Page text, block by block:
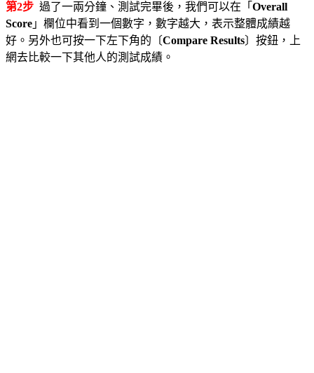
第2步 過了一兩分鐘、測試完畢後，我們可以在「 Overall
Score 」欄位中看到一個數字，數字越大，表示整體成績越
好。另外也可按一下左下角的〔Compare Results〕按鈕，上
網去比較一下其他人的測試成績。